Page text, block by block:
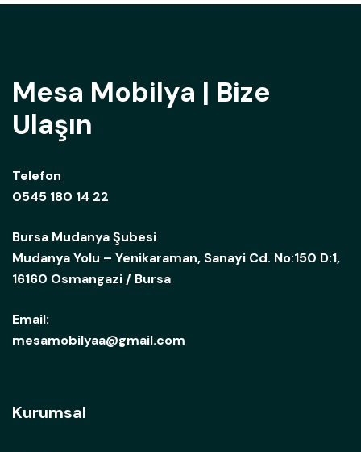
Mesa Mobilya | Bize
Ulaşın
Telefon
0545 180 14 22
Bursa Mudanya Şubesi
Mudanya Yolu – Yenikaraman, Sanayi Cd. No:150 D:1,
16160 Osmangazi / Bursa
Email:
mesamobilyaa@gmail.com
Kurumsal